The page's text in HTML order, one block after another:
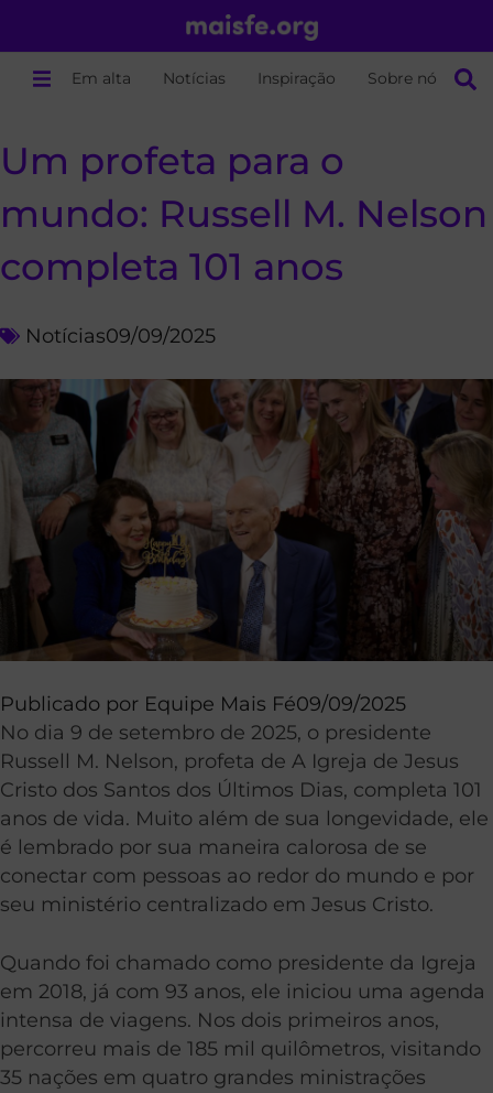
Em alta Notícias Inspiração Sobre nós
Um profeta para o
mundo: Russell M. Nelson
completa 101 anos
Notícias09/09/2025
Publicado por Equipe Mais Fé09/09/2025
No dia 9 de setembro de 2025, o presidente
Russell M. Nelson, profeta de A Igreja de Jesus
Cristo dos Santos dos Últimos Dias, completa 101
anos de vida. Muito além de sua longevidade, ele
é lembrado por sua maneira calorosa de se
conectar com pessoas ao redor do mundo e por
seu ministério centralizado em Jesus Cristo.
Quando foi chamado como presidente da Igreja
em 2018, já com 93 anos, ele iniciou uma agenda
intensa de viagens. Nos dois primeiros anos,
percorreu mais de 185 mil quilômetros, visitando
35 nações em quatro grandes ministrações